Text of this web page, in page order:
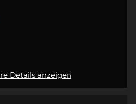
Details anzeigen